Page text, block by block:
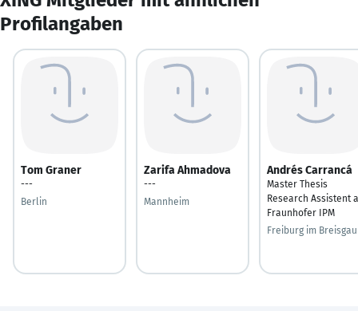
Profilangaben
Tom Graner
---
Berlin
Zarifa Ahmadova
---
Mannheim
Andrés Carrancá
Master Thesis
Research Assistent
Fraunhofer IPM
Freiburg im Breisgau